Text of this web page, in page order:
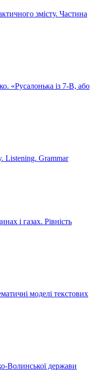
змісту. Частина
«Русалонька із 7-В, або
Listening. Grammar
і газах. Рівність
моделі текстових
Волинської держави